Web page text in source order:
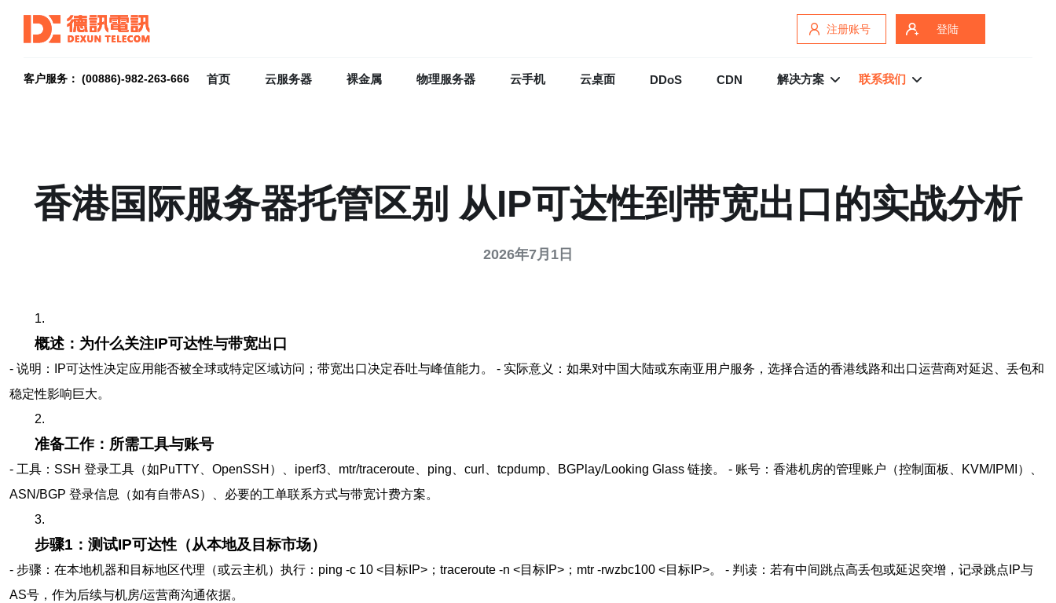
注册账号 登陆
客户服务： (00886)-982-263-666 首页 云服务器 裸金属 物理服务器 云手机 云桌面 DDoS CDN 解决方案 联系我们
香港国际服务器托管区别 从IP可达性到带宽出口的实战分析
2026年7月1日
1.
概述：为什么关注IP可达性与带宽出口
- 说明：IP可达性决定应用能否被全球或特定区域访问；带宽出口决定吞吐与峰值能力。 - 实际意义：如果对中国大陆或东南亚用户服务，选择合适的香港线路和出口运营商对延迟、丢包和
稳定性影响巨大。
2.
准备工作：所需工具与账号
- 工具：SSH 登录工具（如PuTTY、OpenSSH）、iperf3、mtr/traceroute、ping、curl、tcpdump、BGPlay/Looking Glass 链接。 - 账号：香港机房的管理账户（控制面板、KVM/IPMI）、
ASN/BGP 登录信息（如有自带AS）、必要的工单联系方式与带宽计费方案。
3.
步骤1：测试IP可达性（从本地及目标市场）
- 步骤：在本地机器和目标地区代理（或云主机）执行：ping -c 10 <目标IP>；traceroute -n <目标IP>；mtr -rwzbc100 <目标IP>。 - 判读：若有中间跳点高丢包或延迟突增，记录跳点IP与
AS号，作为后续与机房/运营商沟通依据。